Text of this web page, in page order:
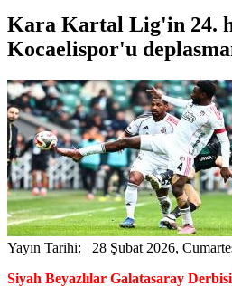
Kara Kartal Lig'in 24.
Kocaelispor'u
Yayın Tarihi: 28 Şubat 2026,
Siyah Beyazlılar Galatasaray